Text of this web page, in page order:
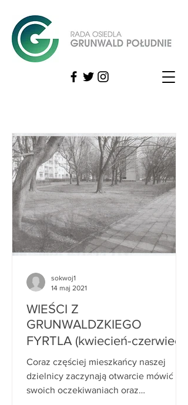
WIEŚCI Z
GRUNWALDZKIEGO
FYRTLA (kwiecień-czerwiec
2016)
Coraz częściej mieszkańcy naszej
dzielnicy zaczynają otwarcie mówić o
swoich oczekiwaniach oraz
sokwoj1
14 maj 2021